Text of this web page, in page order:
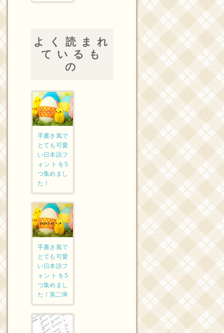
よく読まれ
ているも
の
手書き風で
とても可愛
い日本語フ
ォントを5
つ集めまし
た！
手書き風で
とても可愛
い日本語フ
ォントを5
つ集めまし
た！第二弾